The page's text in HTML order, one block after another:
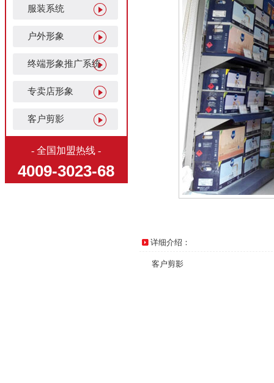
服装系统
户外形象
终端形象推广系统
专卖店形象
客户剪影
- 全国加盟热线 -
4009-3023-68
详细介绍：
客户剪影